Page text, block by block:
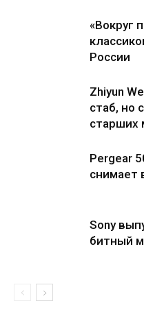
«Вокруг
России
Zhiyun
стаб, но
старших
Pergear
снимает
Sony
битный